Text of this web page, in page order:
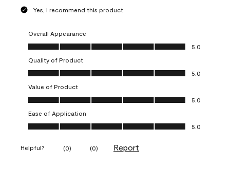
Yes, I recommend this product.
Overall Appearance
Overall Appearance, 5.0 out of 5
5.0
Quality of Product
Quality of Product, 5.0 out of 5
5.0
Value of Product
Value of Product, 5.0 out of 5
5.0
Ease of Application
Ease of Application, 5.0 out of 5
5.0
Helpful? (0) (0) Report